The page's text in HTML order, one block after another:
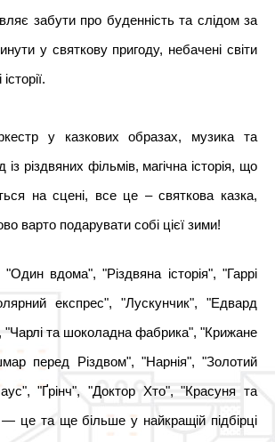
забути про буденність та слідом за
у святкову пригоду, небачені світи
у казкових образах, музика та
із різдвяних фільмів, магічна історія, що
на сцені, все це – святкова казка,
варто подарувати собі цієї зими!
"Один вдома", "Різдвяна історія", "Гаррі
експрес", "Лускунчик", "Едвард
"Чарлі та шоколадна фабрика", "Крижане
перед Різдвом", "Нарнія", "Золотий
"Ґрінч", "Доктор Хто", "Красуня та
це та ще більше у найкращій підбірці